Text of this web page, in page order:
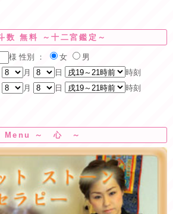
数 無料 ～十二宮鑑定～
様 性別 ： 女
男
月 日
時刻
月 日 時刻
Menu ～ 心 ～